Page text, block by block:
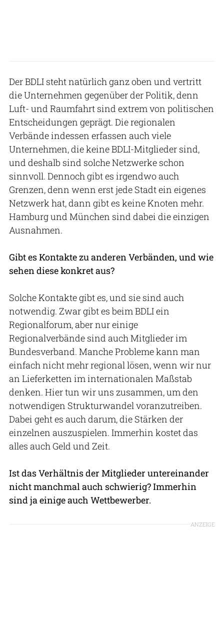
Der BDLI steht natürlich ganz oben und vertritt
die Unternehmen gegenüber der Politik, denn
Luft- und Raumfahrt sind extrem von politischen
Entscheidungen geprägt. Die regionalen
Verbände indessen erfassen auch viele
Unternehmen, die keine BDLI-Mitglieder sind,
und deshalb sind solche Netzwerke schon
sinnvoll. Dennoch gibt es irgendwo auch
Grenzen, denn wenn erst jede Stadt ein eigenes
Netzwerk hat, dann gibt es keine Knoten mehr.
Hamburg und München sind dabei die einzigen
Ausnahmen.
Gibt es Kontakte zu anderen Verbänden, und wie
sehen diese konkret aus?
Solche Kontakte gibt es, und sie sind auch
notwendig. Zwar gibt es beim BDLI ein
Regionalforum, aber nur einige
Regionalverbände sind auch Mitglieder im
Bundesverband. Manche Probleme kann man
einfach nicht mehr regional lösen, wenn wir nur
an Lieferketten im internationalen Maßstab
denken. Hier tun wir uns zusammen, um den
notwendigen Strukturwandel voranzutreiben.
Dabei geht es auch darum, die Stärken der
einzelnen auszuspielen. Immerhin kostet das
alles auch Geld und Zeit.
Ist das Verhältnis der Mitglieder untereinander
nicht manchmal auch schwierig? Immerhin
sind ja einige auch Wettbewerber.
ANZEIGE